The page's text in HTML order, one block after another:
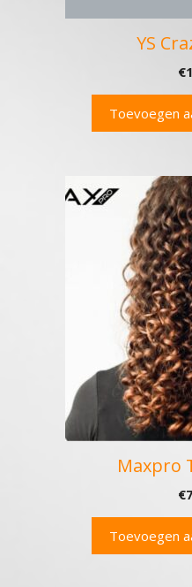
YS
€
Toevoegen
Maxpro
€
Toevoegen